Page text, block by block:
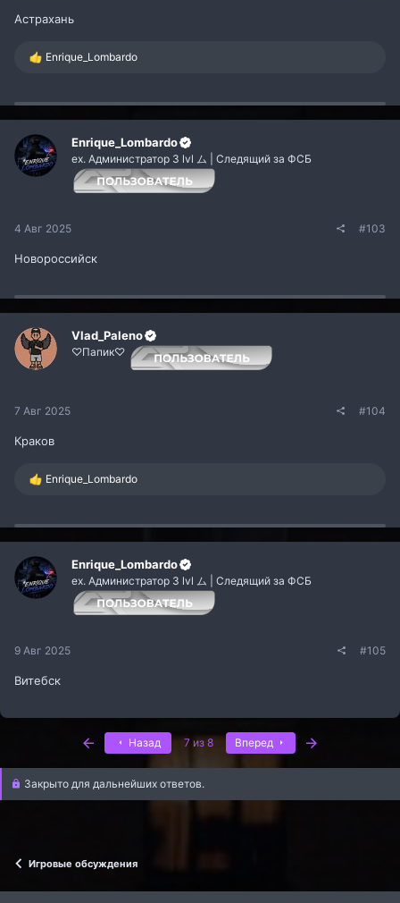
Астрахань
Р
и
:
Enrique_Lombardo
Enrique_Lombardo
ex. Администратор 3 lvl ム | Следящий за ФСБ
4 Авг 2025 #103
Новороссийск
Vlad_Paleno
♡Папик♡
7 Авг 2025 #104
Краков
Р
к
и
:
Enrique_Lombardo
Enrique_Lombardo
ex. Администратор 3 lvl ム | Следящий за ФСБ
9 Авг 2025 #105
Витебск
ПервыйНазад 7 из 8 Вперед
Закрыто для дальнейших ответов.
Игровые обсуждения